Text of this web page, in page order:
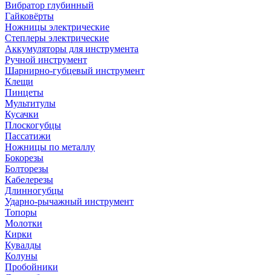
Вибратор глубинный
Гайковёрты
Ножницы электрические
Степлеры электрические
Аккумуляторы для инструмента
Ручной инструмент
Шарнирно-губцевый инструмент
Клещи
Пинцеты
Мультитулы
Кусачки
Плоскогубцы
Пассатижи
Ножницы по металлу
Бокорезы
Болторезы
Кабелерезы
Длинногубцы
Ударно-рычажный инструмент
Топоры
Молотки
Кирки
Кувалды
Колуны
Пробойники